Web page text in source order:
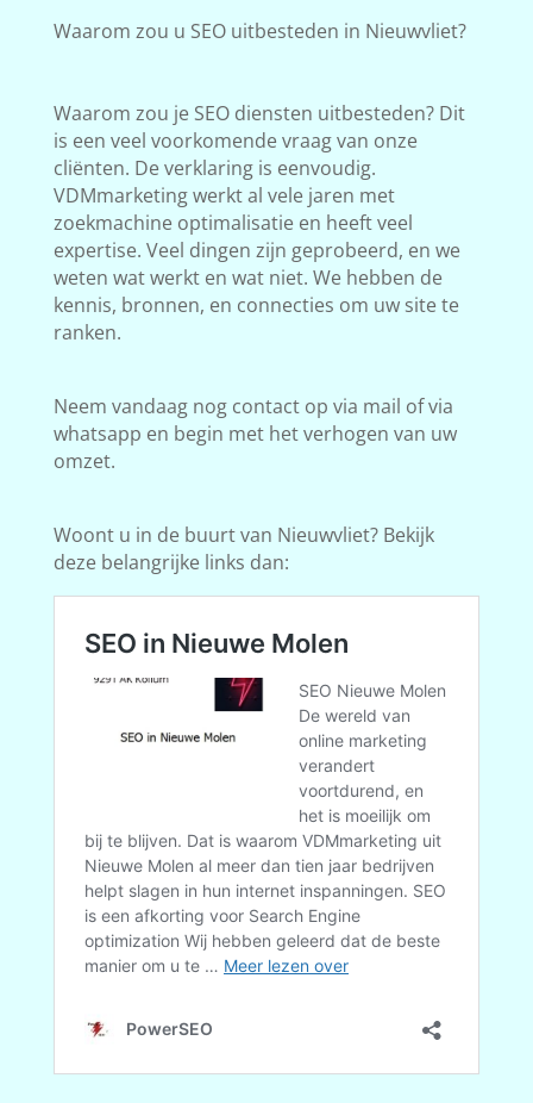
Waarom zou u SEO uitbesteden in Nieuwvliet?
Waarom zou je SEO diensten uitbesteden? Dit
is een veel voorkomende vraag van onze
cliënten. De verklaring is eenvoudig.
VDMmarketing werkt al vele jaren met
zoekmachine optimalisatie en heeft veel
expertise. Veel dingen zijn geprobeerd, en we
weten wat werkt en wat niet. We hebben de
kennis, bronnen, en connecties om uw site te
ranken.
Neem vandaag nog contact op via mail of via
whatsapp en begin met het verhogen van uw
omzet.
Woont u in de buurt van Nieuwvliet? Bekijk
deze belangrijke links dan: